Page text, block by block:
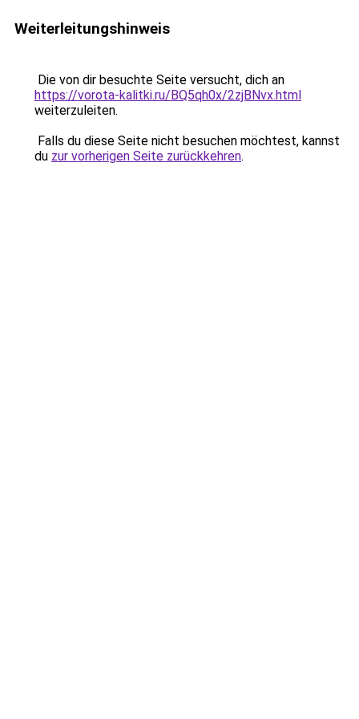
Weiterleitungshinweis
Die von dir besuchte Seite versucht, dich an
https://vorota-kalitki.ru/BQ5qh0x/2zjBNvx.html
weiterzuleiten.
Falls du diese Seite nicht besuchen möchtest, kannst
du zur vorherigen Seite zurückkehren.